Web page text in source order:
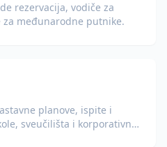
rezervacija, vodiče za
međunarodne putnike.
planove, ispite i
sveučilišta i korporativne